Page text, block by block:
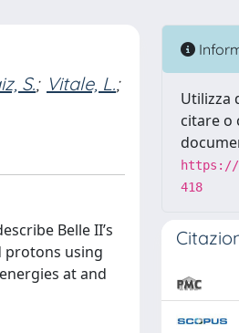
S.; Vitale, L.;
Belle II’s
protons using
at and
Utilizza
citare o
https://
418